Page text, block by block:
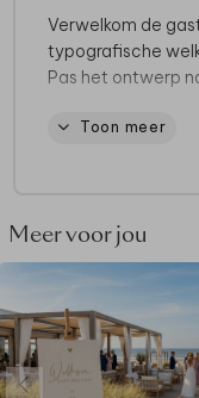
Verwelkom de
typografische
Pas het ontwerp
Let op: het
De hele collectie
Ontdekalle
Toon meer
Meer voor jou